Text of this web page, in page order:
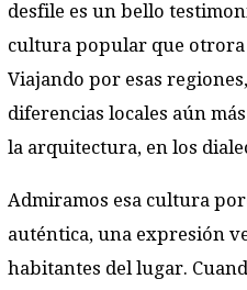
desfile es un bello
cultura popular que otrora
Viajando por esas
diferencias locales aún
la arquitectura, en los
Admiramos esa cultura
auténtica, una expresión
habitantes del lugar.